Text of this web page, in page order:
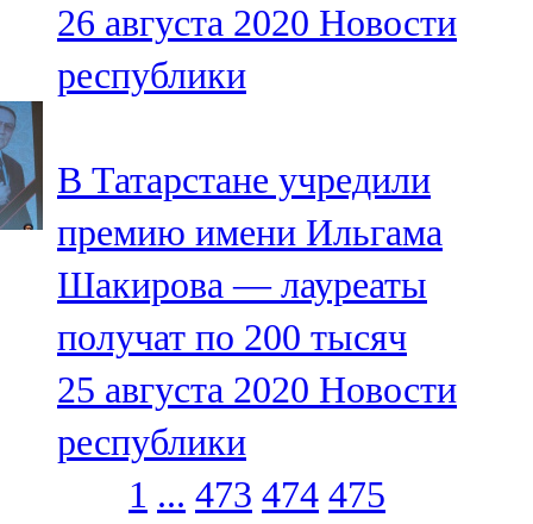
26 августа 2020 Новости
республики
В Татарстане учредили
премию имени Ильгама
Шакирова — лауреаты
получат по 200 тысяч
25 августа 2020 Новости
республики
1 ... 473 474 475